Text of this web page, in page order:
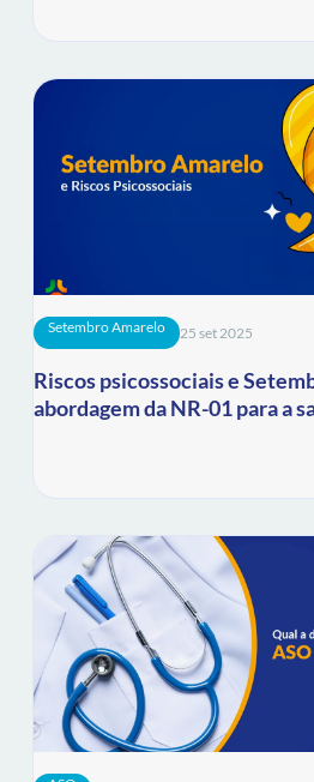
Setembro Amarelo 25 set 2025
Riscos psicossociais e
abordagem da NR-01 para a